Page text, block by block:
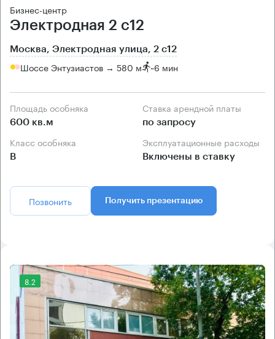
Бизнес-центр
Электродная 2 с12
Москва, Электродная улица, 2 с12
Шоссе Энтузиастов → 580 м ~6 мин
Площадь особняка
600 кв.м
Ставка арендной платы
по запросу
Класс особняка
B
Эксплуатационные расходы
Включены в ставку
Позвонить Получить презентацию
8.2